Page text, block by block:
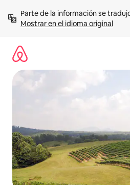
contenidoMostrar en el idioma original